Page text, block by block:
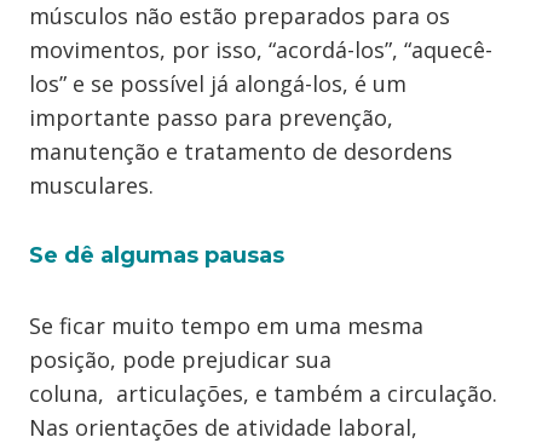
músculos não estão preparados para os
movimentos, por isso, “acordá-los”, “aquecê-
los” e se possível já alongá-los, é um
importante passo para prevenção,
manutenção e tratamento de desordens
musculares.
Se dê algumas pausas
Se ficar muito tempo em uma mesma
posição, pode prejudicar sua
coluna, articulações, e também a circulação.
Nas orientações de atividade laboral,